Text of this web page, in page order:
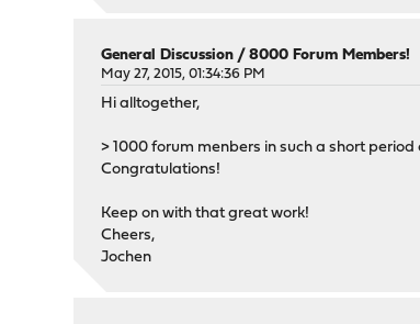
General Discussion /8000 Forum Members!
May 27, 2015, 01:34:36 PM
Hi alltogether,
> 1000 forum menbers in such a short period
Congratulations!
Keep on with that great work!
Cheers,
Jochen